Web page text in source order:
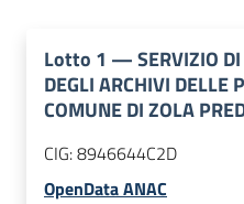
Lotto 1 —SERVIZIO
DEGLI ARCHIVI DELLE
COMUNE DI ZOLA
CIG:8946644C2D
OpenData ANAC